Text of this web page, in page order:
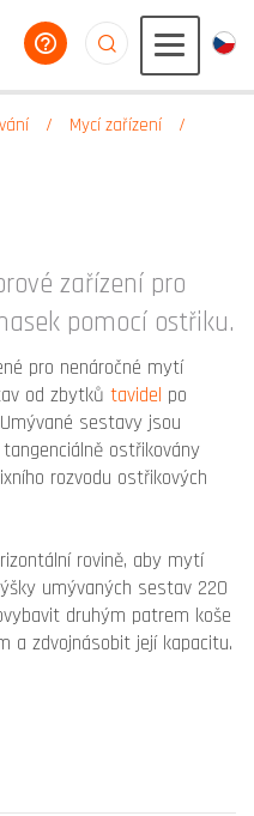
poradíme vám
Mycí zařízení
zařízení pro
pomocí ostřiku.
pro nenáročné mytí
od zbytků tavidel po
sestavy jsou
ostřikovány
rozvodu ostřikových
rovině, aby mytí
umývaných sestav 220
druhým patrem koše
a zdvojnásobit její kapacitu.